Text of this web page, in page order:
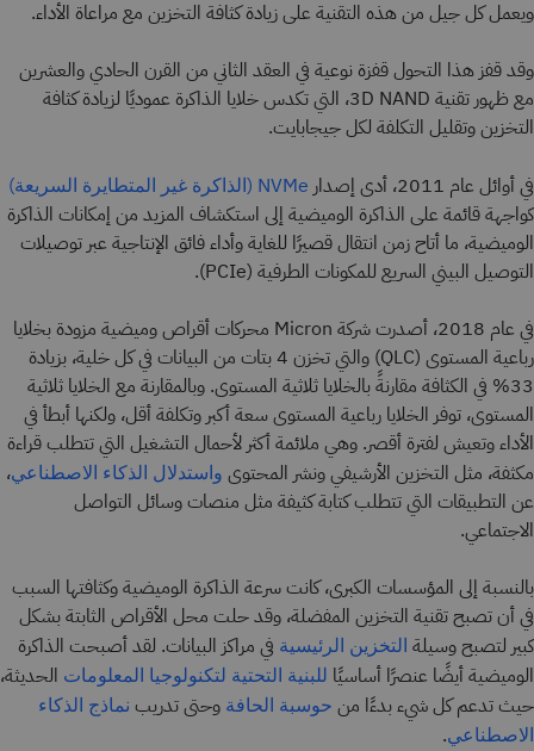
ويعمل كل جيل من هذه التقنية على زيادة كثافة التخزين مع مراعاة الأداء.
وقد قفز هذا التحول قفزة نوعية في العقد الثاني من القرن الحادي والعشرين
مع ظهور تقنية 3D NAND، التي تكدس خلايا الذاكرة عموديًا لزيادة كثافة
التخزين وتقليل التكلفة لكل جيجابايت.
في أوائل عام 2011، أدى إصدار NVMe (الذاكرة غير المتطايرة السريعة)
كواجهة قائمة على الذاكرة الوميضية إلى استكشاف المزيد من إمكانات الذاكرة
الوميضية، ما أتاح زمن انتقال قصيرًا للغاية وأداء فائق الإنتاجية عبر توصيلات
التوصيل البيني السريع للمكونات الطرفية (PCIe).
في عام 2018، أصدرت شركة Micron محركات أقراص وميضية مزودة بخلايا
رباعية المستوى (QLC) والتي تخزن 4 بتات من البيانات في كل خلية، بزيادة
33% في الكثافة مقارنةً بالخلايا ثلاثية المستوى. وبالمقارنة مع الخلايا ثلاثية
المستوى، توفر الخلايا رباعية المستوى سعة أكبر وتكلفة أقل، ولكنها أبطأ في
الأداء وتعيش لفترة أقصر. وهي ملائمة أكثر لأحمال التشغيل التي تتطلب قراءة
مكثفة، مثل التخزين الأرشيفي ونشر المحتوى واستدلال الذكاء الاصطناعي،
عن التطبيقات التي تتطلب كتابة كثيفة مثل منصات وسائل التواصل
الاجتماعي.
بالنسبة إلى المؤسسات الكبرى، كانت سرعة الذاكرة الوميضية وكثافتها السبب
في أن تصبح تقنية التخزين المفضلة، وقد حلت محل الأقراص الثابتة بشكل
كبير لتصبح وسيلة التخزين الرئيسية في مراكز البيانات. لقد أصبحت الذاكرة
الوميضية أيضًا عنصرًا أساسيًا للبنية التحتية لتكنولوجيا المعلومات الحديثة،
حيث تدعم كل شيء بدءًا من حوسبة الحافة وحتى تدريب نماذج الذكاء
الاصطناعي.